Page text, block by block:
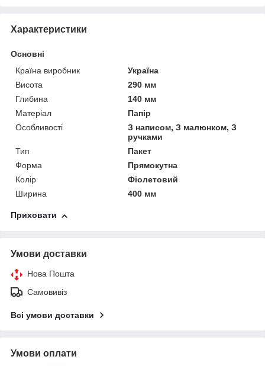
Характеристики
Основні
Країна виробник
Україна
Висота
290 мм
Глибина
140 мм
Матеріал
Папір
Особливості
З написом, З малюнком, З
ручками
Тип
Пакет
Форма
Прямокутна
Колір
Фіолетовий
Ширина
400 мм
Приховати
Умови доставки
Нова Пошта
Самовивіз
Всі умови доставки
Умови оплати